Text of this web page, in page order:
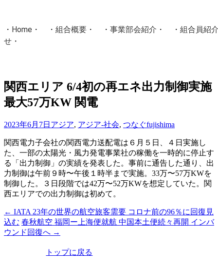
・ Home ・ ・ 組合概要 ・ ・ 事業部会紹介 ・ ・ 組合員紹
せ ・
国土交通省・経済産業省・農林水産省・厚生労働省 認可
関西エリア 6/4初の再エネ出力制御実施
最大57万KW 関電
2023年6月7日 アジア, アジア-社会, つなぐfujishima
関西電力子会社の関西電力送配電は６月５日、４日実施し
た、一部の太陽光・風力発電事業社の稼働を一時的に停止す
る「出力制御」の実績を発表した。事前に通告した通り、出
力制御は午前９時〜午後１時半まで実施。33万〜57万KWを
制御した。３日段階では42万〜52万KWを想定していた。関
西エリアでの出力制御は初めて。
投
稿
← IATA 23年の世界の航空旅客需要 コロナ前の96％に回復見
込む 春秋航空 福岡ー上海便就航 中国本土便続々再開 インバ
ウンド回復へ →
トップに戻る